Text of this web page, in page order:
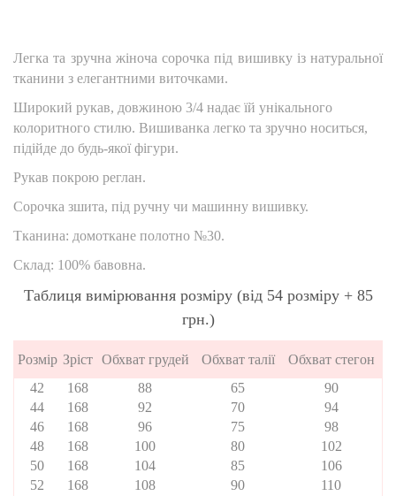
Легка та зручна жіноча сорочка під вишивку із натуральної
тканини з елегантними виточками.
Широкий рукав, довжиною 3/4 надає їй унікального
колоритного стилю. Вишиванка легко та зручно носиться,
підійде до будь-якої фігури.
Рукав покрою реглан.
Сорочка зшита, під ручну чи машинну вишивку.
Тканина: домоткане полотно №30.
Склад: 100% бавовна.
Таблиця вимірювання розміру (від 54 розміру + 85
грн.)
Розмір Зріст Обхват грудей Обхват талії
Обхват стегон
42
168 88 65
90
44
168 92 70
94
46
168 96 75
98
48
168 100 80
102
50
168 104 85
106
52
168 108 90
110